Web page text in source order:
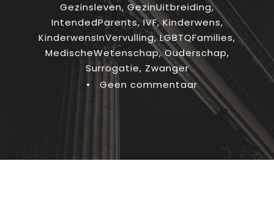
Gezinsleven, GezinUitbreiding,
IntendedParents, IVF, Kinderwens,
KinderwensInVervulling, LGBTQFamilies,
MedischeWetenschap, Ouderschap,
Surrogatie, Zwanger
•
Geen commentaar